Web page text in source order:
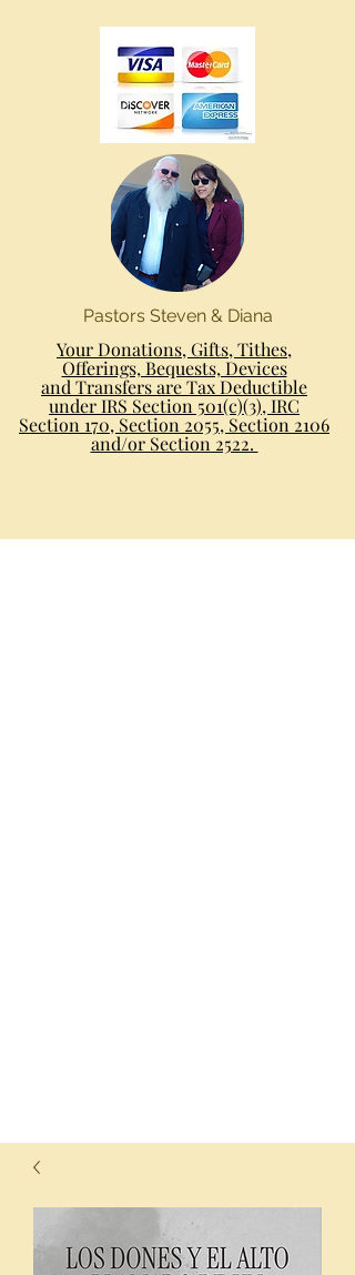
Pastors Steven & Diana
Your Donations, Gifts, Tithes,
Offerings, Bequests, Devices
and Transfers are Tax Deductible
under IRS Section 501(c)(3), IRC
Section 170, Section 2055, Section 2106
and/or Section 2522.